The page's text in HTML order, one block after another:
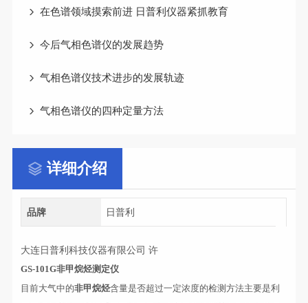
在色谱领域摸索前进 日普利仪器紧抓教育
今后气相色谱仪的发展趋势
气相色谱仪技术进步的发展轨迹
气相色谱仪的四种定量方法
详细介绍
品牌 日普利
大连日普利科技仪器有限公司 许
GS-101G非甲烷烃测定仪
目前大气中的非甲烷烃含量是否超过一定浓度的检测方法主要是利